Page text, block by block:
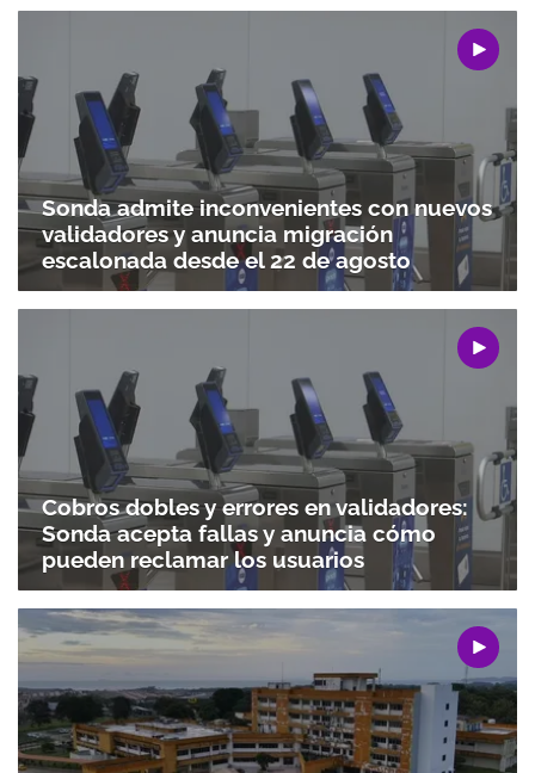
Sonda admite inconvenientes con nuevos
validadores y anuncia migración
escalonada desde el 22 de agosto
Cobros dobles y errores en validadores:
Sonda acepta fallas y anuncia cómo
pueden reclamar los usuarios